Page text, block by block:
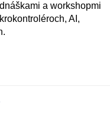
a workshopmi
AI,